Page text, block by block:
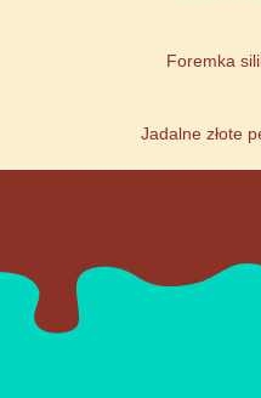
Foremka
Jadalne złote